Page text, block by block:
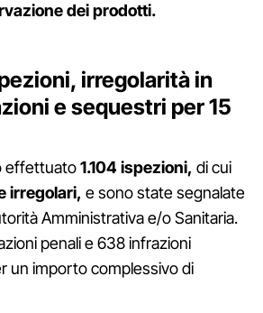
dei prodotti.
irregolarità in
e sequestri per 15
effettuato1.104 ispezioni, di cui
irregolari, e sono state segnalate
Amministrativa e/o Sanitaria.
penali e 638 infrazioni
un importo complessivo di